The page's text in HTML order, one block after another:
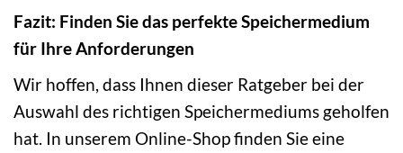
Fazit: Finden Sie das perfekte Speichermedium
für Ihre Anforderungen
Wir hoffen, dass Ihnen dieser Ratgeber bei der
Auswahl des richtigen Speichermediums geholfen
hat. In unserem Online-Shop finden Sie eine